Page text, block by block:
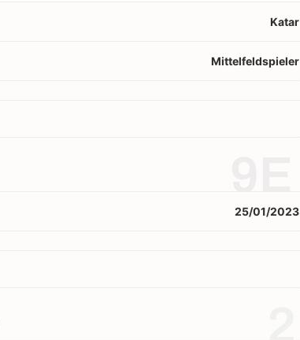
Katar
Mittelfeldspieler
25/01/2023